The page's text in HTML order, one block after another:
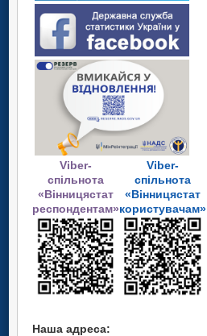
Viber-
спільнота
«Вінницястат
респондентам»
Viber-
спільнота
«Вінницястат
користувачам»
Наша адреса: